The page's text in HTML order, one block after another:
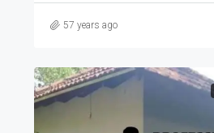
57 years ago